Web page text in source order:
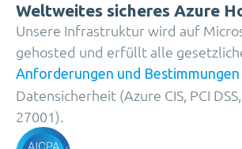
Weltweites sicheres Azure
Unsere Infrastruktur wird auf
gehosted und erfüllt alle
Anforderungen und Bestimmungen
Datensicherheit (Azure CIS, PCI DSS,
27001).